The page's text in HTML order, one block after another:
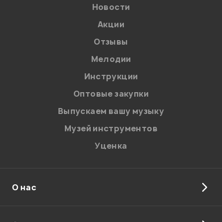
Новости
Акции
Отзывы
Мелодии
Инструкции
Оптовые закупки
Выпускаем вашу музыку
Музей инструментов
Уценка
О нас